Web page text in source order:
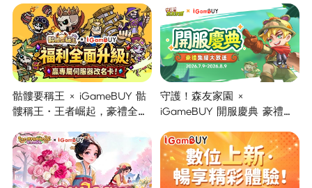
骷髏要稱王 × iGameBUY 骷
髏稱王・王者崛起，豪禮全面
守護！森友家園 ×
iGameBUY 開服慶典 豪禮集